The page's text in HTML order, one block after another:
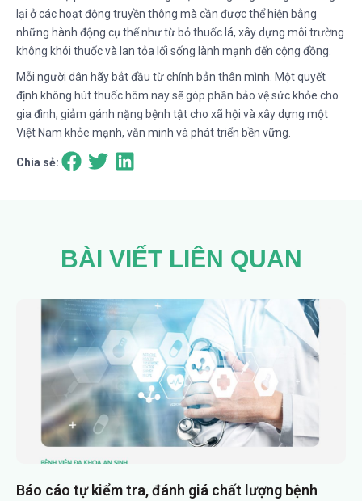
lại ở các hoạt động truyền thông mà cần được thể hiện bằng
những hành động cụ thể như từ bỏ thuốc lá, xây dựng môi trường
không khói thuốc và lan tỏa lối sống lành mạnh đến cộng đồng.
Mỗi người dân hãy bắt đầu từ chính bản thân mình. Một quyết
định không hút thuốc hôm nay sẽ góp phần bảo vệ sức khỏe cho
gia đình, giảm gánh nặng bệnh tật cho xã hội và xây dựng một
Việt Nam khỏe mạnh, văn minh và phát triển bền vững.
Chia sẻ:
BÀI VIẾT LIÊN QUAN
Báo cáo tự kiểm tra, đánh giá chất lượng bệnh